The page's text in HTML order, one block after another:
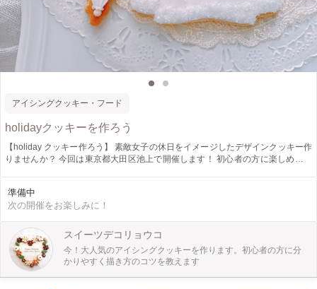
アイシングクッキー・フード
holidayクッキーを作ろう
【holiday クッキー作ろう】 素敵女子の休日をイメージしたデザインクッキー作
りませんか？ 今回は東京都大田区池上で開催します！ 初心者の方に楽しめるデ
めてアイシングクッキーを作る方向けです。アイシング久しぶりの方にも楽しん
でいただけます。 講師が 素焼きクッキー、色付け水分調整済みのクリームご用
をご用意します。リラックスしてアイシングクッキーを楽しみましょう （少人
数での開催・他の予約システムでも募集していて先着順でお受けしています）
準備中
次の開催をお楽しみに！
スイーツデコリョウコ
今！大人気のアイシングクッキーを作ります。初心者の方に分
かりやすく描き方のコツを教えます